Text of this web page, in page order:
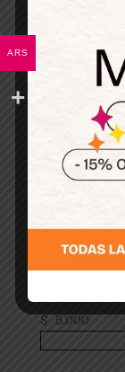
$5.000
ARS